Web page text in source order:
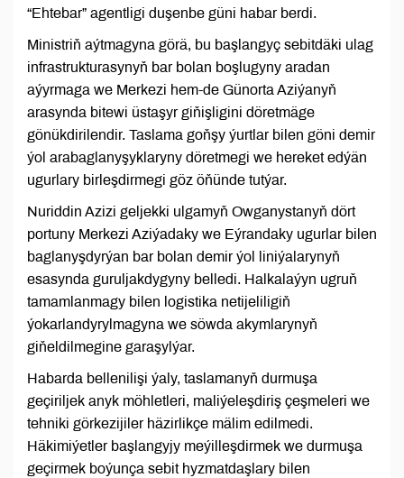
“Ehtebar” agentligi duşenbe güni habar berdi.
Ministriň aýtmagyna görä, bu başlangyç sebitdäki ulag
infrastrukturasynyň bar bolan boşlugyny aradan
aýyrmaga we Merkezi hem-de Günorta Aziýanyň
arasynda bitewi üstaşyr giňişligini döretmäge
gönükdirilendir. Taslama goňşy ýurtlar bilen göni demir
ýol arabaglanyşyklaryny döretmegi we hereket edýän
ugurlary birleşdirmegi göz öňünde tutýar.
Nuriddin Azizi geljekki ulgamyň Owganystanyň dört
portuny Merkezi Aziýadaky we Eýrandaky ugurlar bilen
baglanyşdyrýan bar bolan demir ýol liniýalarynyň
esasynda guruljakdygyny belledi. Halkalaýyn ugruň
tamamlanmagy bilen logistika netijeliligiň
ýokarlandyrylmagyna we söwda akymlarynyň
giňeldilmegine garaşylýar.
Habarda bellenilişi ýaly, taslamanyň durmuşa
geçiriljek anyk möhletleri, maliýeleşdiriş çeşmeleri we
tehniki görkezijiler häzirlikçe mälim edilmedi.
Häkimiýetler başlangyjy meýilleşdirmek we durmuşa
geçirmek boýunça sebit hyzmatdaşlary bilen